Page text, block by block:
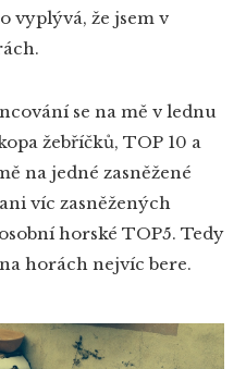
vyplývá, že jsem v
se na mě v lednu
žebříčků, TOP 10 a
na jedné zasněžené
víc zasněžených
horské TOP5. Tedy
horách nejvíc bere.